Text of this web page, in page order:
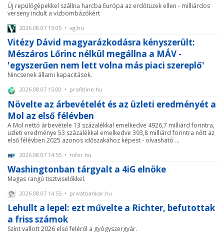
Új repülőgépekkel szállna harcba Európa az erdőtüzek ellen - milliárdos
verseny indult a vízbombázókért
2026.08.07 15:05 • vg.hu
Vitézy Dávid magyarázkodásra kényszerült:
Mészáros Lőrinc nélkül megállna a MÁV -
'egyszerűen nem lett volna más piaci szereplő'
Nincsenek állami kapacitások.
2026.08.07 15:00 • profitline.hu
Növelte az árbevételét és az üzleti eredményét a
Mol az első félévben
A Mol nettó árbevétele 13 százalékkal emelkedve 4926,7 milliárd forintra,
üzleti eredménye 53 százalékkal emelkedve 393,8 milliárd forintra nőtt az
első félévben 2025 azonos időszakához képest - olvasható ...
2026.08.07 14:55 • mfor.hu
Washingtonban tárgyalt a 4iG elnöke
Magas rangú tisztviselőkkel.
2026.08.07 14:55 • privatbankar.hu
Lehullt a lepel: ezt művelte a Richter, befutottak
a friss számok
Színt vallott 2026 első feléről a gyógyszergyár.